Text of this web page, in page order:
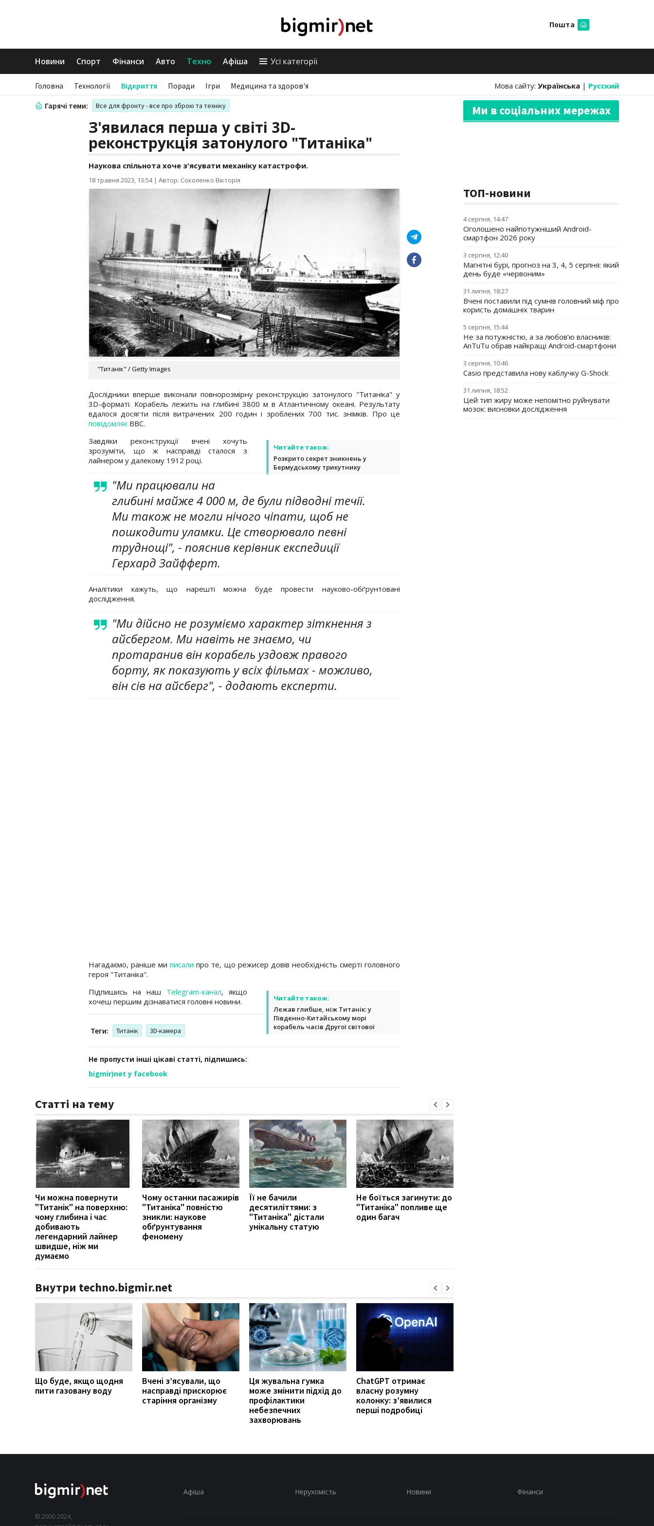
Пошта
Новини Спорт Фінанси Авто Техно Афіша Усі категорії
Головна Технології Відкриття Поради Ігри Медицина та здоров'я Мова сайту: Українська | Русский
Гарячі теми: Все для фронту - все про зброю та техніку
З'явилася перша у світі 3D-
реконструкція затонулого "Титаніка"
Наукова спільнота хоче з'ясувати механіку катастрофи.
18 травня 2023, 13:54| Автор: Соколенко Вікторія
"Титанік" / Getty Images
Дослідники вперше виконали повнорозмірну реконструкцію затонулого "Титаніка" у
3D-форматі. Корабель лежить на глибині 3800 м в Атлантичному океані. Результату
вдалося досягти після витрачених 200 годин і зроблених 700 тис. знімків. Про це
повідомляє BBC.
Читайте також:
Розкрито секрет зникнень у
Бермудському трикутнику
Завдяки реконструкції вчені хочуть
зрозуміти, що ж насправді сталося з
лайнером у далекому 1912 році.
"Ми працювали на
глибині майже 4 000 м, де були підводні течії.
Ми також не могли нічого чіпати, щоб не
пошкодити уламки. Це створювало певні
труднощі", - пояснив керівник експедиції
Герхард Зайфферт.
Аналітики кажуть, що нарешті можна буде провести науково-обґрунтовані
дослідження.
"Ми дійсно не розуміємо характер зіткнення з
айсбергом. Ми навіть не знаємо, чи
протаранив він корабель уздовж правого
борту, як показують у всіх фільмах - можливо,
він сів на айсберг", - додають експерти.
Нагадаємо, раніше миписали про те, що режисер довів необхідність смерті головного
героя "Титаніка".
Читайте також:
Лежав глибше, ніж Титанік: у
Південно-Китайському морі
корабель часів Другої світової
Підпишись на наш Telegram-канал, якщо
хочеш першим дізнаватися головні новини.
Теги: Титанік 3D-камера
Не пропусти інші цікаві статті, підпишись:
bigmir)net у facebook
Статті на тему
Чи можна повернути
"Титанік" на поверхню:
чому глибина і час
добивають
легендарний лайнер
швидше, ніж ми
думаємо
Чому останки пасажирів
"Титаніка" повністю
зникли: наукове
обґрунтування
феномену
Її не бачили
десятиліттями: з
"Титаніка" дістали
унікальну статую
Не боїться загинути: до
"Титаніка" попливе ще
один багач
Внутри techno.bigmir.net
Що буде, якщо щодня
пити газовану воду
Вчені з’ясували, що
насправді прискорює
старіння організму
Ця жувальна гумка
може змінити підхід до
профілактики
небезпечних
захворювань
ChatGPT отримає
власну розумну
колонку: з’явилися
перші подробиці
Ми в соціальних мережах
ТОП-новини
4 серпня, 14:47
Оголошено найпотужніший Android-
смартфон 2026 року
3 серпня, 12:40
Магнітні бурі, прогноз на 3, 4, 5 серпня: який
день буде «червоним»
31 липня, 18:27
Вчені поставили під сумнів головний міф про
користь домашніх тварин
5 серпня, 15:44
Не за потужністю, а за любов’ю власників:
AnTuTu обрав найкращі Android-смартфони
3 серпня, 10:46
Casio представила нову каблучку G-Shock
31 липня, 18:52
Цей тип жиру може непомітно руйнувати
мозок: висновки дослідження
© 2000-2024,
Афіша Нерухомість Новини Фінанси